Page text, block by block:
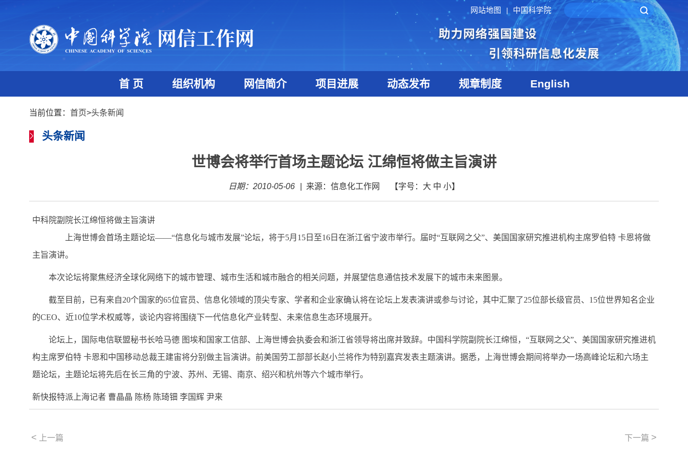
网站地图 中国科学院
首 页 组织机构 网信简介 项目进展 动态发布 规章制度 English
当前位置： 首页>头条新闻
头条新闻
世博会将举行首场主题论坛 江绵恒将做主旨演讲
日期：2010-05-06 来源：信息化工作网 【字号： 大 中 小】
中科院副院长江绵恒将做主旨演讲
上海世博会首场主题论坛——“信息化与城市发展”论坛，将于5月15日至16日在浙江省宁波市举行。届时“互联网之父”、美国国家研究推进机构主席罗伯特 卡恩将做
主旨演讲。
本次论坛将聚焦经济全球化网络下的城市管理、城市生活和城市融合的相关问题，并展望信息通信技术发展下的城市未来图景。
截至目前，已有来自20个国家的65位官员、信息化领域的顶尖专家、学者和企业家确认将在论坛上发表演讲或参与讨论，其中汇聚了25位部长级官员、15位世界知名企业
的CEO、近10位学术权威等，谈论内容将围绕下一代信息化产业转型、未来信息生态环境展开。
论坛上，国际电信联盟秘书长哈马德 图埃和国家工信部、上海世博会执委会和浙江省领导将出席并致辞。中国科学院副院长江绵恒，“互联网之父”、美国国家研究推进机
构主席罗伯特 卡恩和中国移动总裁王建宙将分别做主旨演讲。前美国劳工部部长赵小兰将作为特别嘉宾发表主题演讲。据悉，上海世博会期间将举办一场高峰论坛和六场主
题论坛，主题论坛将先后在长三角的宁波、苏州、无锡、南京、绍兴和杭州等六个城市举行。
新快报特派上海记者 曹晶晶 陈杨 陈琦钿 李国辉 尹来
< 上一篇 下一篇 >